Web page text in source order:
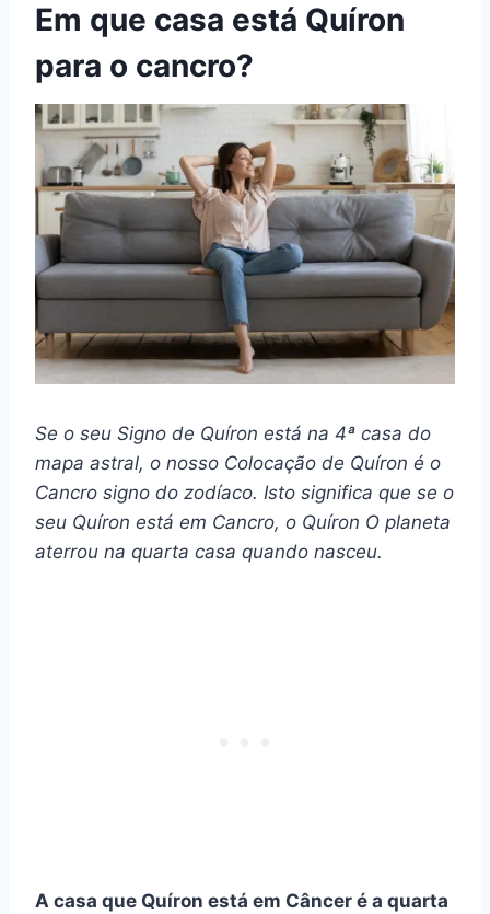
Em que casa está Quíron
para o cancro?
Se o seu Signo de Quíron está na 4ª casa do
mapa astral, o nosso Colocação de Quíron é o
Cancro signo do zodíaco. Isto significa que se o
seu Quíron está em Cancro, o Quíron O planeta
aterrou na quarta casa quando nasceu.
A casa que Quíron está em Câncer é a quarta